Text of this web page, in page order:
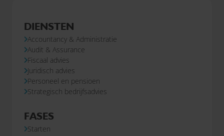
DIENSTEN
Accountancy & Administratie
Audit & Assurance
Fiscaal advies
Juridisch advies
Personeel en pensioen
Strategisch bedrijfsadvies
FASES
Starten